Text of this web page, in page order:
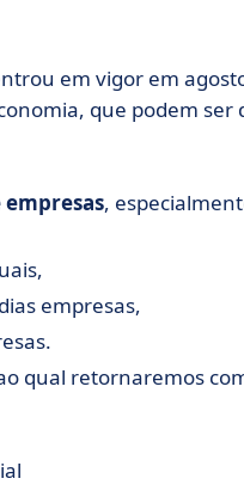
em vigor em
que podem ser
,
empresas,
qual retornaremos